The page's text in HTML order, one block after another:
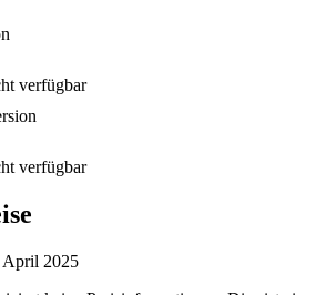
verfügbar
verfügbar
April 2025